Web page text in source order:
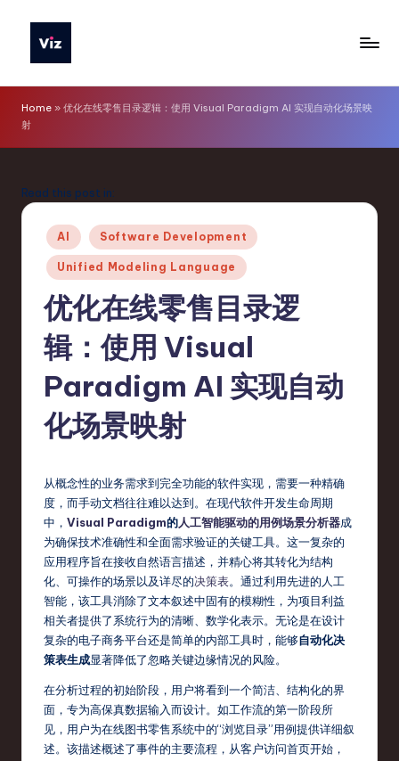
iz
o
ls
m
p
C
hi
L
Home » 优化在线零售目录逻辑：使用 Visual Paradigm AI 实现自动化场景映
射
Read this post in:
Posted
in
AI Software Development
Unified Modeling Language
优化在线零售目录逻
辑：使用 Visual
Paradigm AI 实现自动
化场景映射
从概念性的业务需求到完全功能的软件实现，需要一种精确
度，而手动文档往往难以达到。在现代软件开发生命周期
中， Visual Paradigm的人工智能驱动的用例场景分析器成
为确保技术准确性和全面需求验证的关键工具。这一复杂的
应用程序旨在接收自然语言描述，并精心将其转化为结构
化、可操作的场景以及详尽的决策表。通过利用先进的人工
智能，该工具消除了文本叙述中固有的模糊性，为项目利益
相关者提供了系统行为的清晰、数学化表示。无论是在设计
复杂的电子商务平台还是简单的内部工具时，能够自动化决
策表生成显著降低了忽略关键边缘情况的风险。
在分析过程的初始阶段，用户将看到一个简洁、结构化的界
面，专为高保真数据输入而设计。如工作流的第一阶段所
见，用户为在线图书零售系统中的“浏览目录”用例提供详细叙
述。该描述概述了事件的主要流程，从客户访问首页开始，